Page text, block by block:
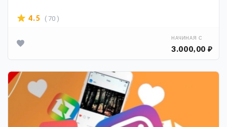
4.5 ( 70 )
НАЧИНАЯ С
3.000,00 ₽